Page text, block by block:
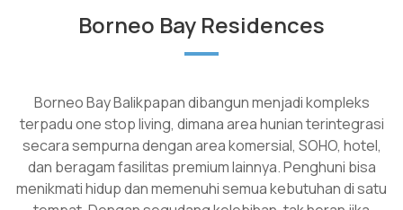
Borneo Bay Residences
Borneo Bay Balikpapan dibangun menjadi kompleks
terpadu one stop living, dimana area hunian terintegrasi
secara sempurna dengan area komersial, SOHO, hotel,
dan beragam fasilitas premium lainnya. Penghuni bisa
menikmati hidup dan memenuhi semua kebutuhan di satu